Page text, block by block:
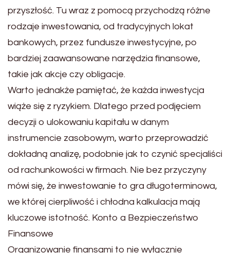
przyszłość. Tu wraz z pomocą przychodzą różne
rodzaje inwestowania, od tradycyjnych lokat
bankowych, przez fundusze inwestycyjne, po
bardziej zaawansowane narzędzia finansowe,
takie jak akcje czy obligacje.
Warto jednakże pamiętać, że każda inwestycja
wiąże się z ryzykiem. Dlatego przed podjęciem
decyzji o ulokowaniu kapitału w danym
instrumencie zasobowym, warto przeprowadzić
dokładną analizę, podobnie jak to czynić specjaliści
od rachunkowości w firmach. Nie bez przyczyny
mówi się, że inwestowanie to gra długoterminowa,
we której cierpliwość i chłodna kalkulacja mają
kluczowe istotność. Konto a Bezpieczeństwo
Finansowe
Organizowanie finansami to nie wyłącznie